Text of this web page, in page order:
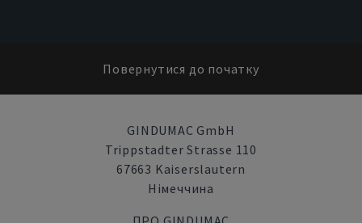
Повернутися до початку
GINDUMAC GmbH
Trippstadter Strasse 110
67663 Kaiserslautern
Німеччина